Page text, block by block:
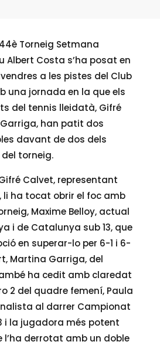
Torneig Setmana
Albert Costa s’ha posat en
a les pistes del Club
una jornada en la que els
del tennis lleidatà, Gifré
han patit dos
davant de dos dels
torneig.
Calvet, representant
li ha tocat obrir el foc amb
Maxime Belloy, actual
i de Catalunya sub 13, que
en superar-lo per 6-1 i 6-
Martina Garriga, del
ha cedit amb claredat
2 del quadre femení, Paula
al darrer Campionat
i la jugadora més potent
l’ha derrotat amb un doble